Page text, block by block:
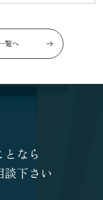
覧へ
なら
下さい